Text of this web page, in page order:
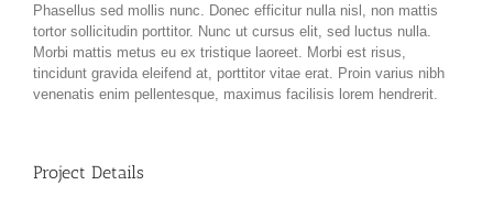
Phasellus sed mollis nunc. Donec efficitur nulla nisl, non mattis
tortor sollicitudin porttitor. Nunc ut cursus elit, sed luctus nulla.
Morbi mattis metus eu ex tristique laoreet. Morbi est risus,
tincidunt gravida eleifend at, porttitor vitae erat. Proin varius nibh
venenatis enim pellentesque, maximus facilisis lorem hendrerit.
Project Details